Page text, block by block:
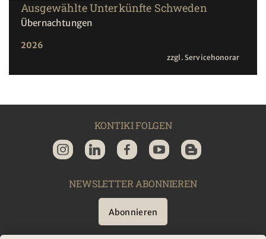
Ausgewählte Unterkünfte Schweden
Übernachtungen
2026
zzgl. Servicehonorar
KONTIKI FOLGEN
NEWSLETTER ABONNIEREN
Abonnieren